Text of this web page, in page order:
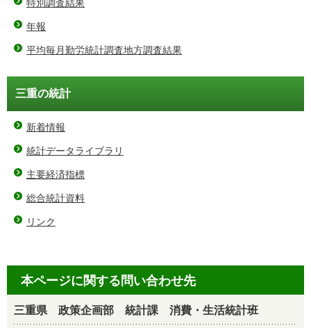
特別調査結果
年報
平均毎月勤労統計調査地方調査結果
三重の統計
新着情報
統計データライブラリ
主要経済指標
総合統計資料
リンク
本ページに関する問い合わせ先
三重県 政策企画部 統計課 消費・生活統計班